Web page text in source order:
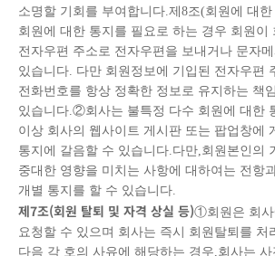
소명할 기회를 부여합니다.제8조(회원에 대
회원에 대한 통지를 필요로 하는 경우 회원이
전자우편 주소로 전자우편을 보내거나 문자
있습니다. 다만 회원정보에 기입된 전자우편
전화번호를 항상 정확한 정보로 유지하는 책
있습니다.②회사는 불특정 다수 회원에 대한
이상 회사의 웹사이트 게시판 또는 팝업창에
통지에 갈음할 수 있습니다.다만,회원본인의
중대한 영향을 미치는 사항에 대하여는 전항
개별 통지를 할 수 있습니다.
제7조(회원 탈퇴 및 자격 상실 등)①회원은 회사
요청할 수 있으며 회사는 즉시 회원탈퇴를 처
다음 각 호의 사유에 해당하는 경우,회사는